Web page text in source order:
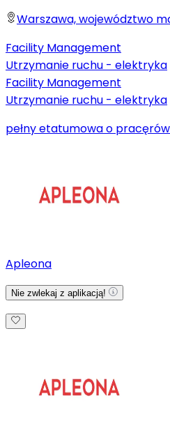
Warszawa, województwo
Facility Management
Utrzymanie ruchu - elektryka
Facility Management
Utrzymanie ruchu - elektryka
pełny etatumowa o pracę
Apleona
Nie zwlekaj z aplikacją!